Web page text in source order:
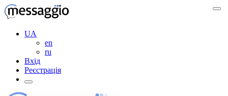
UA
en
ru
Вхід
Реєстрація